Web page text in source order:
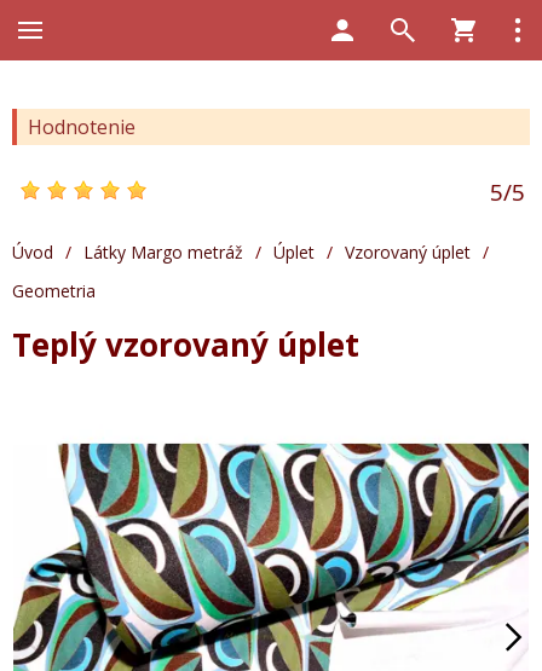
Hodnotenie
5/5
Úvod / Látky Margo metráž / Úplet / Vzorovaný úplet /
Geometria
Teplý vzorovaný úplet